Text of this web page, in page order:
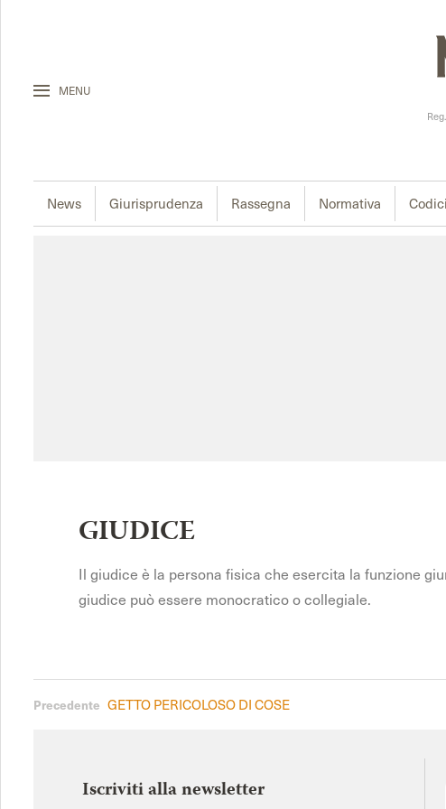
MENU
News Giurisprudenza Rassegna Normativa Codici
GIUDICE
Il giudice è la persona fisica che esercita la funzione
giudice può essere monocratico o collegiale.
Precedente GETTO PERICOLOSO DI COSE
Iscriviti alla newsletter